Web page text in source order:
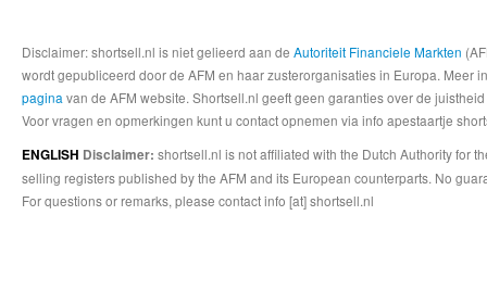
Disclaimer: shortsell.nl is niet gelieerd aan de Autoriteit Financiele Markten
wordt gepubliceerd door de AFM en haar zusterorganisaties in Europa.
pagina van de AFM website. Shortsell.nl geeft geen garanties over de
Voor vragen en opmerkingen kunt u contact opnemen via info apestaartje
ENGLISH Disclaimer: shortsell.nl is not affiliated with the Dutch Authority for
selling registers published by the AFM and its European counterparts. No
For questions or remarks, please contact info [at] shortsell.nl